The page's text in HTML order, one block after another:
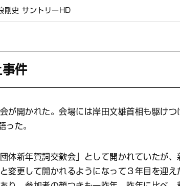
剛史 サントリーHD
件
が開かれた。会場には岸田文雄首相も駆けつ
った。
体新年賀詞交歓会」として開かれていたが、
変更して開かれるようになって３年目を迎え